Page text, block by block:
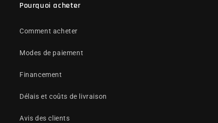
Pourquoi acheter
Comment acheter
Modes de paiement
Financement
Délais et coûts de livraison
Avis des clients